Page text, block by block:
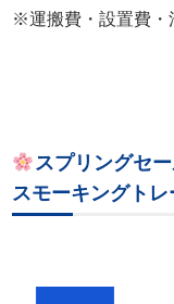
※運搬費・設置費・
スプリングセ
スモーキングトレ